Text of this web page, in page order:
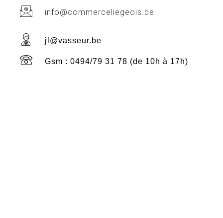
info@commerceliegeois.be
jl@vasseur.be
Gsm : 0494/79 31 78 (de 10h à 17h)